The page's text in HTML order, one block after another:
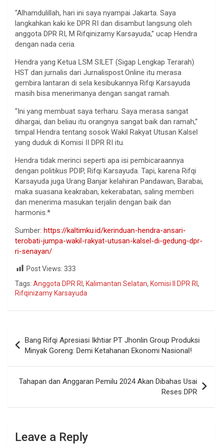
“Alhamdulillah, hari ini saya nyampai Jakarta. Saya
langkahkan kaki ke DPR RI dan disambut langsung oleh
anggota DPR RI, M Rifqinizamy Karsayuda,” ucap Hendra
dengan nada ceria.
Hendra yang Ketua LSM SILET (Sigap Lengkap Terarah)
HST dan jurnalis dari Jurnalispost.Online itu merasa
gembira lantaran di sela kesibukannya Rifqi Karsayuda
masih bisa menerimanya dengan sangat ramah.
“Ini yang membuat saya terharu. Saya merasa sangat
dihargai, dan beliau itu orangnya sangat baik dan ramah,”
timpal Hendra tentang sosok Wakil Rakyat Utusan Kalsel
yang duduk di Komisi II DPR RI itu.
Hendra tidak merinci seperti apa isi pembicaraannya
dengan politikus PDIP, Rifqi Karsayuda. Tapi, karena Rifqi
Karsayuda juga Urang Banjar kelahiran Pandawan, Barabai,
maka suasana keakraban, kekerabatan, saling memberi
dan menerima masukan terjalin dengan baik dan
harmonis.*
Sumber: https://kaltimku.id/kerinduan-hendra-ansari-
terobati-jumpa-wakil-rakyat-utusan-kalsel-di-gedung-dpr-
ri-senayan/
Post Views: 333
Tags: Anggota DPR RI , Kalimantan Selatan, Komisi II DPR RI ,
Rifqinizamy Karsayuda
Bang Rifqi Apresiasi Ikhtiar PT Jhonlin Group Produksi
Minyak Goreng: Demi Ketahanan Ekonomi Nasional!
Tahapan dan Anggaran Pemilu 2024 Akan Dibahas Usai
Reses DPR
Leave a Reply